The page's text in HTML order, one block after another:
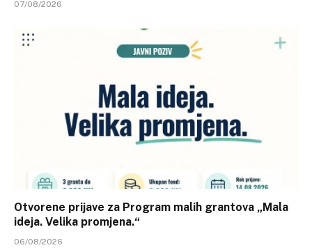
07/08/2026
Otvorene prijave za Program malih grantova „Mala
ideja. Velika promjena.“
06/08/2026